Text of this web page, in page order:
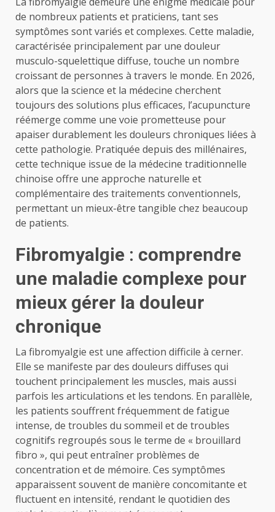
de nombreux patients et praticiens, tant ses
symptômes sont variés et complexes. Cette maladie,
caractérisée principalement par une douleur
musculo-squelettique diffuse, touche un nombre
croissant de personnes à travers le monde. En 2026,
alors que la science et la médecine cherchent
toujours des solutions plus efficaces, l’acupuncture
réémerge comme une voie prometteuse pour
apaiser durablement les douleurs chroniques liées à
cette pathologie. Pratiquée depuis des millénaires,
cette technique issue de la médecine traditionnelle
chinoise offre une approche naturelle et
complémentaire des traitements conventionnels,
permettant un mieux-être tangible chez beaucoup
de patients.
Fibromyalgie : comprendre
une maladie complexe pour
mieux gérer la douleur
chronique
La fibromyalgie est une affection difficile à cerner.
Elle se manifeste par des douleurs diffuses qui
touchent principalement les muscles, mais aussi
parfois les articulations et les tendons. En parallèle,
les patients souffrent fréquemment de fatigue
intense, de troubles du sommeil et de troubles
cognitifs regroupés sous le terme de « brouillard
fibro », qui peut entraîner problèmes de
concentration et de mémoire. Ces symptômes
apparaissent souvent de manière concomitante et
fluctuent en intensité, rendant le quotidien des